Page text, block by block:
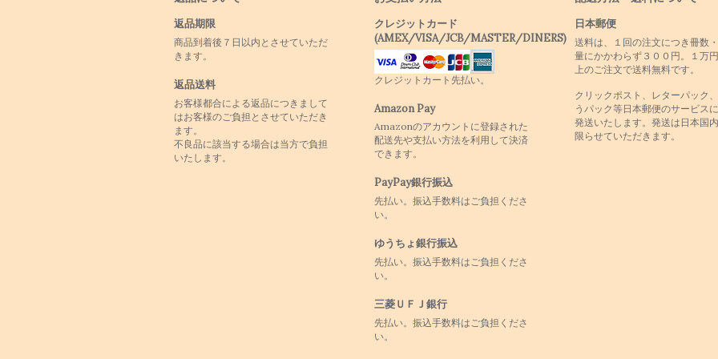
返品期限
商品到着後７日以内とさせていただ
きます。
返品送料
お客様都合による返品につきまして
はお客様のご負担とさせていただき
ます。
不良品に該当する場合は当方で負担
いたします。
クレジットカード
(AMEX/VISA/JCB/MASTER/DINERS)
クレジットカート先払い。
Amazon Pay
Amazonのアカウントに登録された
配送先や支払い方法を利用して決済
できます。
PayPay銀行振込
先払い。振込手数料はご負担くださ
い。
ゆうちょ銀行振込
先払い。振込手数料はご負担くださ
い。
三菱ＵＦＪ銀行
先払い。振込手数料はご負担くださ
い。
日本郵便
送料は、１回の注文につき冊数
量にかかわらず３００円。１万
上のご注文で送料無料です。
クリックポスト、レターパック
うパック等日本郵便のサービス
発送いたします。発送は日本国
限らせていただきます。